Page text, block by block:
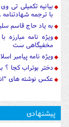
بیانیه تکمیلی تی
با ترجمه
به یاد حاج قاسم
ویژه نامه مبارزه
مخفیگاهی ست
ویژه نامه پیامبر
دختر بوتراب کجا
عکس نوشته های
پیشنهادی